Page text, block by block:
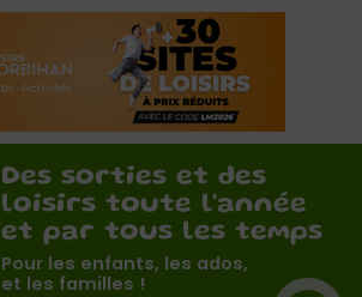
Des sorties et des
loisirs toute l'année
et par tous les temps
Pour les enfants, les ados,
et les familles !